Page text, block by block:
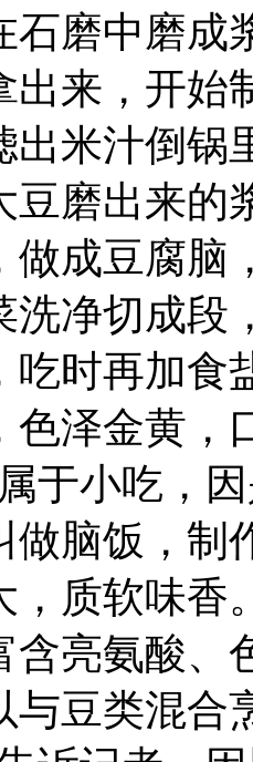
石磨中磨成
出来，开始
出米汁倒锅
豆磨出来的
做成豆腐脑
洗净切成段
吃时再加食
色泽金黄，
于小吃，
做脑饭，制
，质软味香
含亮氨酸、
与豆类混合